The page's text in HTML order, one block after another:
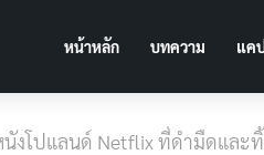
หน้าหลัก บทความ แค
นังโปแลนด์ Netflix ที่ดำมืดและ